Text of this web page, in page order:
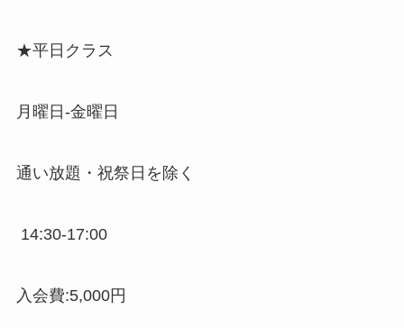
★平日クラス
月曜日-金曜日
通い放題・祝祭日を除く
14:30-17:00
入会費:5,000円